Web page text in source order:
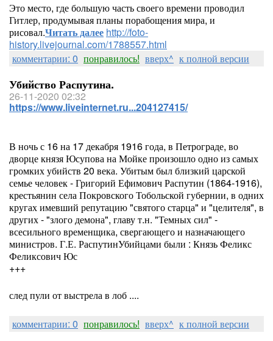
Это место, где большую часть своего времени проводил
Гитлер, продумывая планы порабощения мира, и
рисовал.Читать далее http://foto-
history.livejournal.com/1788557.html
комментарии: 0 понравилось! вверх^ к полной версии
Убийство Распутина.
26-11-2020 02:32
https://www.liveinternet.ru...204127415/
В ночь с 16 на 17 декабря 1916 года, в Петрограде, во
дворце князя Юсупова на Мойке произошло одно из самых
громких убийств 20 века. Убитым был близкий царской
семье человек - Григорий Ефимович Распутин (1864-1916),
крестьянин села Покровского Тобольской губернии, в одних
кругах имевший репутацию "святого старца" и "целителя", в
других - "злого демона", главу т.н. "Темных сил" -
всесильного временщика, свергающего и назначающего
министров. Г.Е. РаспутинУбийцами были : Князь Феликс
Феликсович Юс
+++
след пули от выстрела в лоб ....
комментарии: 0 понравилось! вверх^ к полной версии